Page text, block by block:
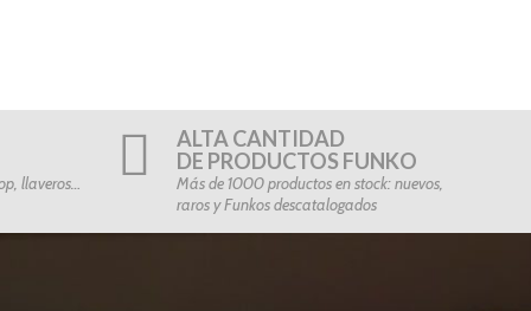
llaveros…
ALTA CANTIDAD
DE PRODUCTOS FUNKO
Más de 1000 productos en stock: nuevos,
raros y Funkos descatalogados